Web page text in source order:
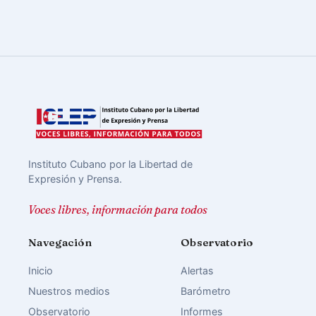
Instituto Cubano por la Libertad de
Expresión y Prensa.
Voces libres, información para todos
Navegación
Inicio
Nuestros medios
Observatorio
Observatorio
Alertas
Barómetro
Informes